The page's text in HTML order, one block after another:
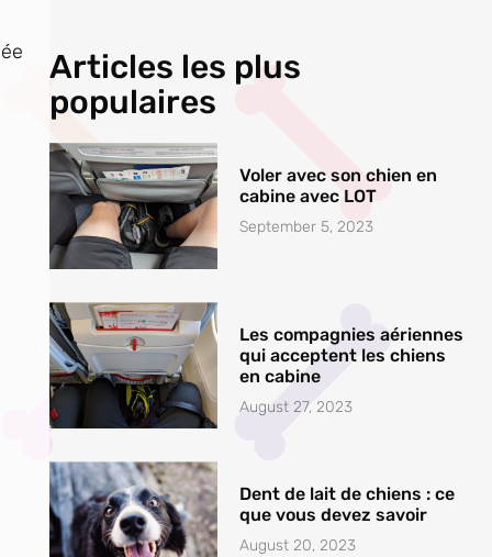
Articles les plus
populaires
Voler avec son chien en
cabine avec LOT
September 5, 2023
Les compagnies aériennes
qui acceptent les chiens
en cabine
August 27, 2023
Dent de lait de chiens : ce
que vous devez savoir
August 20, 2023